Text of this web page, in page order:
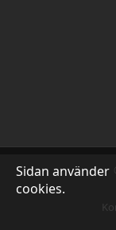
Sidan använder
cookies.